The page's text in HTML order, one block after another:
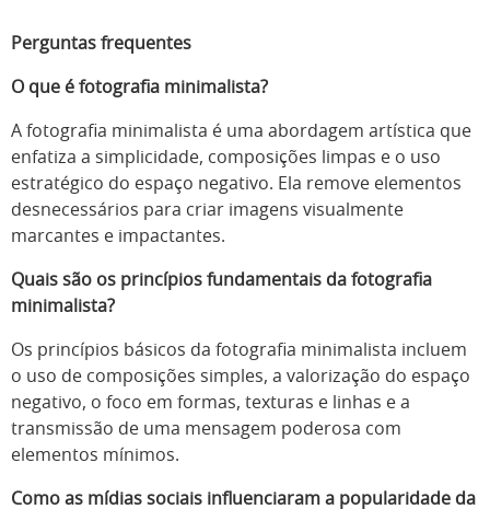
Perguntas frequentes
O que é fotografia minimalista?
A fotografia minimalista é uma abordagem artística que
enfatiza a simplicidade, composições limpas e o uso
estratégico do espaço negativo. Ela remove elementos
desnecessários para criar imagens visualmente
marcantes e impactantes.
Quais são os princípios fundamentais da fotografia
minimalista?
Os princípios básicos da fotografia minimalista incluem
o uso de composições simples, a valorização do espaço
negativo, o foco em formas, texturas e linhas e a
transmissão de uma mensagem poderosa com
elementos mínimos.
Como as mídias sociais influenciaram a popularidade da